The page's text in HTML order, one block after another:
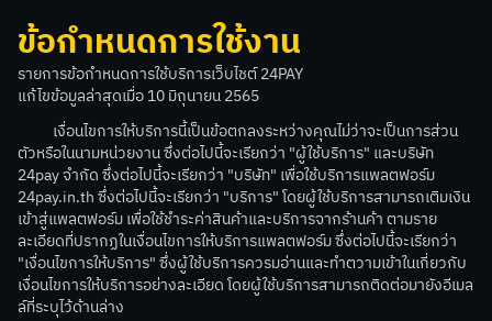
ข้อกำหนดการใช้งาน
รายการข้อกำหนดการใช้บริการเว็บไชต์ 24PAY
แก้ไขข้อมูลล่าสุดเมื่อ 10 มิถุนายน 2565
เงื่อนไขการให้บริการนี้เป็นข้อตกลงระหว่างคุณไม่ว่าจะเป็นการส่วน
ตัวหรือในนามหน่วยงาน ซึ่งต่อไปนี้จะเรียกว่า "ผู้ใช้บริการ" และบริษัท
24pay จำกัด ซึ่งต่อไปนี้จะเรียกว่า "บริษัท" เพื่อใช้บริการแพลตฟอร์ม
24pay.in.th ซึ่งต่อไปนี้จะเรียกว่า "บริการ" โดยผู้ใช้บริการสามารถเติมเงิน
เข้าสู่แพลตฟอร์ม เพื่อใช้ชำระค่าสินค้าและบริการจากร้านค้า ตามราย
ละเอียดที่ปรากฏในเงื่อนไขการให้บริการแพลตฟอร์ม ซึ่งต่อไปนี้จะเรียกว่า
"เงื่อนไขการให้บริการ" ซึ่งผู้ใช้บริการควรมอ่านและทำตวามเข้าในเกี่ยวกับ
เงื่อนไขการให้บริการอย่างละเอียด โดยผู้ใช้บริการสามารถติดต่อมายังอีเมล
ล์ที่ระบุไว้ด้านล่าง